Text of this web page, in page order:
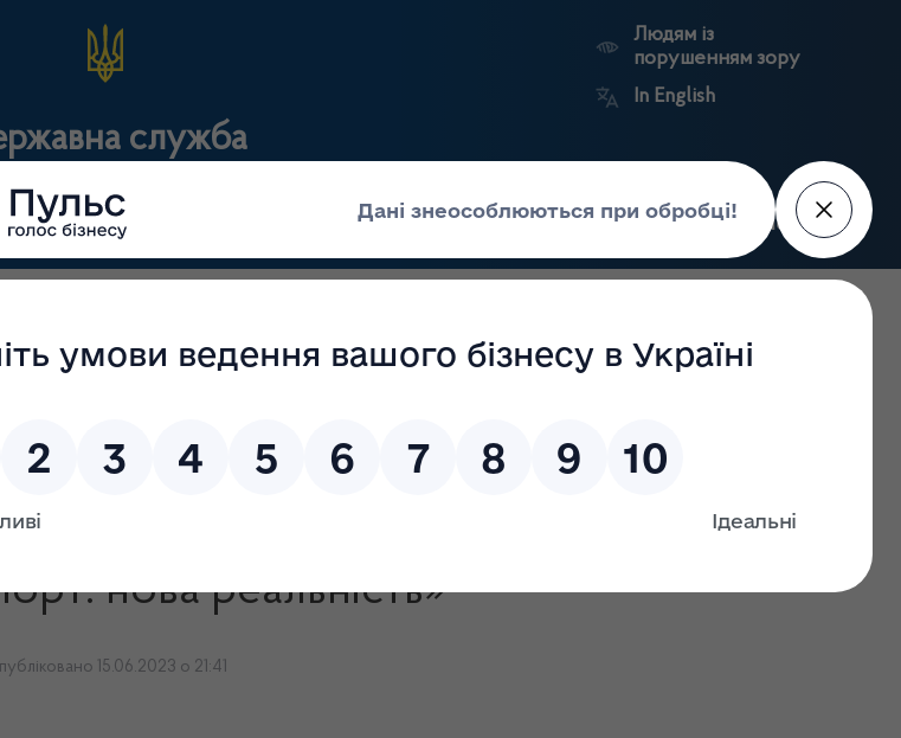
служба
Людям із
порушенням зору
In English
Для громадськості Прес-центр Пошук
нагляд
(контроль)
засобів, крові та
сертифікація
нагляд
реєстри
портал
Держлікслужби
Міжнародна конференція «ФармаЕкспорт: нова реальність»
Міжнародна конференція
нова реальність»
15.06.2023 о 21:41